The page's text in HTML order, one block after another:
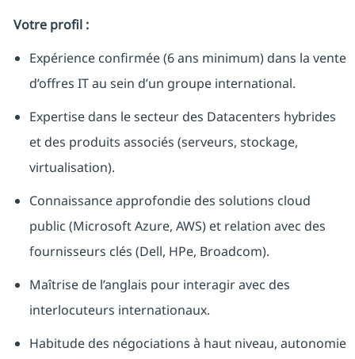
Votre profil :
Expérience confirmée (6 ans minimum) dans la vente
d’offres IT au sein d’un groupe international.
Expertise dans le secteur des Datacenters hybrides
et des produits associés (serveurs, stockage,
virtualisation).
Connaissance approfondie des solutions cloud
public (Microsoft Azure, AWS) et relation avec des
fournisseurs clés (Dell, HPe, Broadcom).
Maîtrise de l’anglais pour interagir avec des
interlocuteurs internationaux.
Habitude des négociations à haut niveau, autonomie